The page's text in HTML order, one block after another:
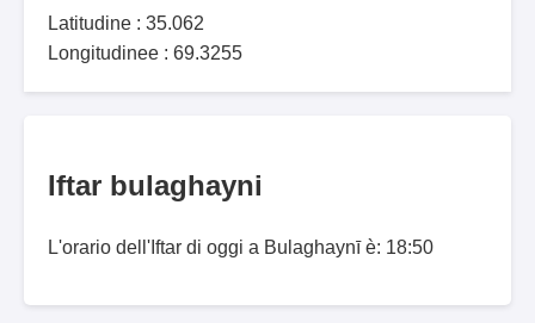
Latitudine : 35.062
Longitudinee : 69.3255
Iftar bulaghayni
L'orario dell'Iftar di oggi a Bulaghaynī è: 18:50